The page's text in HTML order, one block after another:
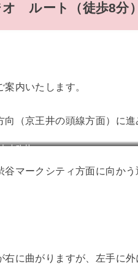
ルート（徒歩8分）
内いたします。
（京王井の頭線方面）に進
中央改札
谷マークシティ方面に向か
に曲がりますが、左手に外